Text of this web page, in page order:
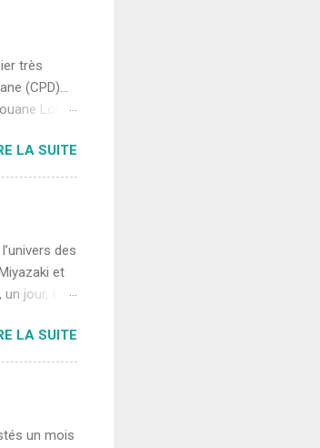
du
motricité !
très
(CPD)...
Lors
résultant
pour les
pour les
LA SUITE
des
et
jour, il
que
être
est né, sa
LA SUITE
un mois